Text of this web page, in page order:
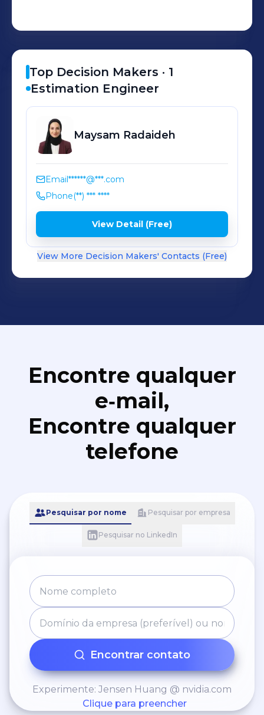
Top Decision Makers · 1
Estimation Engineer
Maysam Radaideh
Email******@***.com
Phone(**) *** ****
View Detail (Free)
View More Decision Makers' Contacts (Free)
Encontre qualquer
e‑mail,
Encontre qualquer
telefone
Pesquisar por nome Pesquisar por empresa
Pesquisar no LinkedIn
Encontrar contato
Experimente: Jensen Huang @ nvidia.com
Clique para preencher